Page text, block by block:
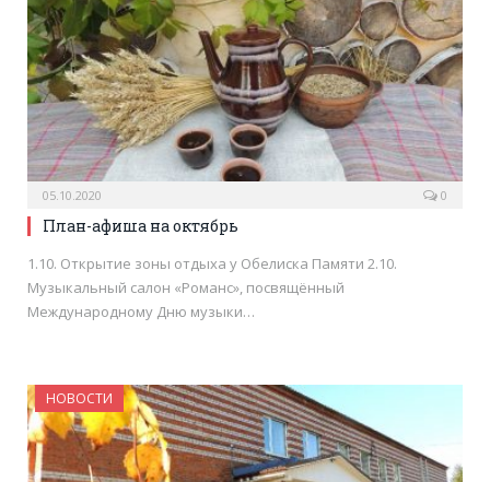
05.10.2020 0
План-афиша на октябрь
1.10. Открытие зоны отдыха у Обелиска Памяти 2.10.
Музыкальный салон «Романс», посвящённый
Международному Дню музыки…
НОВОСТИ